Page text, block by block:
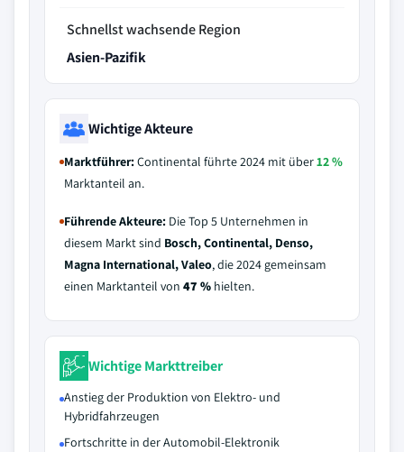
Schnellst wachsende Region
Asien-Pazifik
Wichtige Akteure
Marktführer:Continental führte 2024 mit über12 %
Marktanteil an.
Führende Akteure: Die Top 5 Unternehmen in
diesem Markt sind Bosch, Continental, Denso,
Magna International, Valeo, die 2024 gemeinsam
einen Marktanteil von 47 % hielten.
Wichtige Markttreiber
Anstieg der Produktion von Elektro- und
Hybridfahrzeugen
Fortschritte in der Automobil-Elektronik